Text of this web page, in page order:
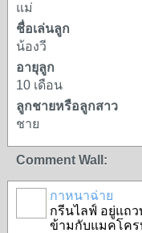
แม่
ชื่อเล่นลูก
น้องวี
อายุลูก
10 เดือน
ลูกชายหรือลูกสาว
ชาย
Comment Wall:
กาหนาฉ่าย
กรีนไลฟ์ อยู่แถ
ข้ามกับแมคโคร